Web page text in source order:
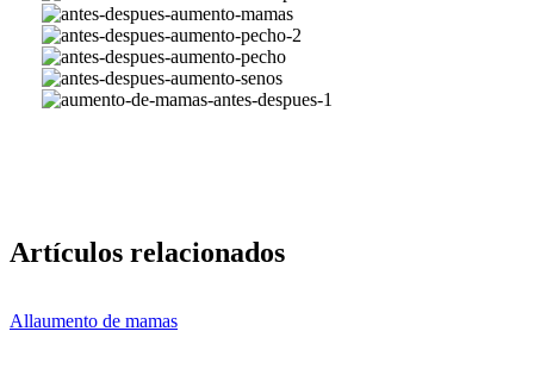
aumento-
de-
mamas-
antes-
despues-
antes-
despues-
aumento-
mamas
antes-
despues-
aumento-
antes-
despues-
antes-
Artículos relacionados
Allaumento de mamas